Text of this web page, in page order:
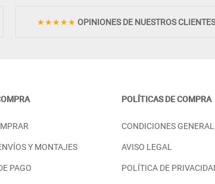
★★★★★ OPINIONES DE NUESTROS CLIENTES
Y MONTAJES
PAGO
POLÍTICAS DE COMPRA
CONDICIONES
AVISO LEGAL
POLÍTICA DE